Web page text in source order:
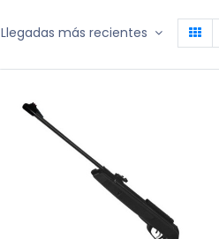
Llegadas más recientes